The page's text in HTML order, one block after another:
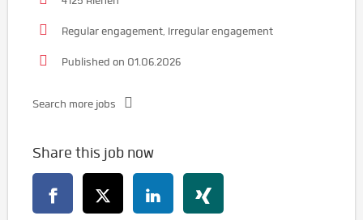
Regular engagement, Irregular engagement
Published on 01.06.2026
Search more jobs
Share this job now